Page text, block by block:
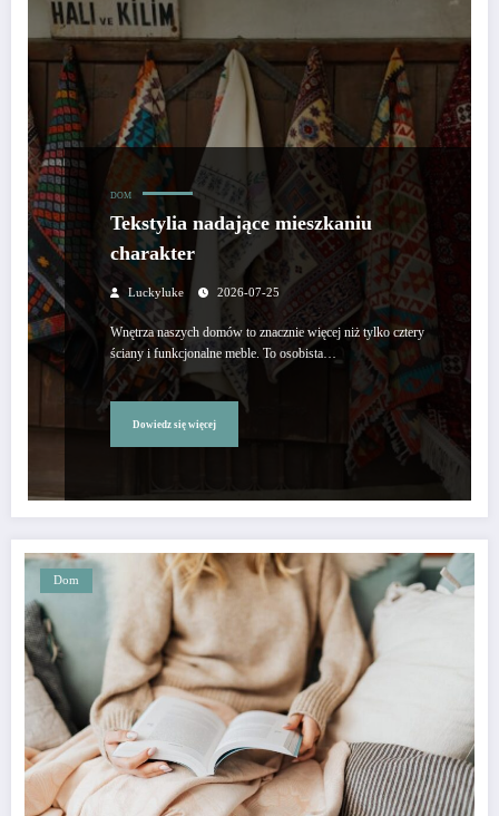
DOM
Tekstylia nadające mieszkaniu
charakter
Luckyluke 2026-07-25
Wnętrza naszych domów to znacznie więcej niż tylko cztery
ściany i funkcjonalne meble. To osobista…
Dowiedz się więcej
Dom